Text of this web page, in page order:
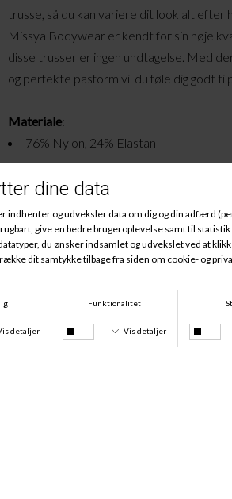
trusse, så du kan variere dit look alt efter
Missya Bodywear er kendt for sin høje
disse trusser er ingen undtagelse. Med
og perfekte pasform vil du føle dig godt
Materiale:
76% Nylon, 24% Elastan
Andre købte